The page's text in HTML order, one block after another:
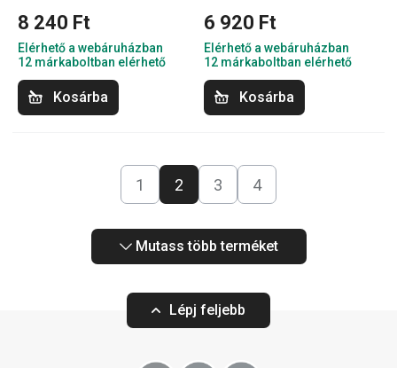
8 240 Ft
Elérhető a webáruházban
12 márkaboltban elérhető
Kosárba
6 920 Ft
Elérhető a webáruházban
12 márkaboltban elérhető
Kosárba
1 2 3 4
Mutass több terméket
Lépj feljebb